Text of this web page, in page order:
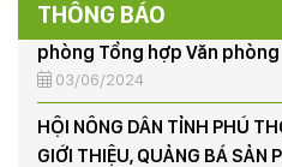
THÔNG BÁO
1/6/2024
HỘI NÔNG DÂN TỈNH PHÚ
GIỚI THIỆU, QUẢNG BÁ SẢN
BIỂU, CHẤT LƯỢNG CAO
TẠI THỦ ĐÔ HÀ NỘI